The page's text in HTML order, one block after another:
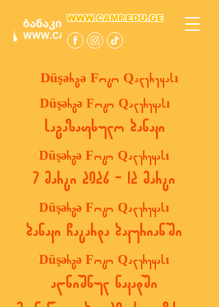
WWW.CAMP.EDU.GE
Düşərgə Foto Qalereyası
Düşərgə Foto Qalereyası
საგაზაფხულო ბანაკი
Düşərgə Foto Qalereyası
7 მარტი 2026 - 12 მარტი
Düşərgə Foto Qalereyası
ბანაკი ჩატარდა ბაკურიანში
Düşərgə Foto Qalereyası
აღნიშნულ ნაკადში